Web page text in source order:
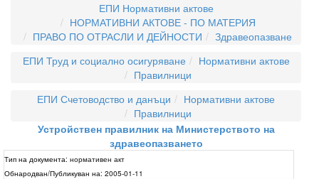
ЕПИ Нормативни актове
НОРМАТИВНИ АКТОВЕ - ПО МАТЕРИЯ
ПРАВО ПО ОТРАСЛИ И ДЕЙНОСТИ
Здравеопазване
ЕПИ Труд и социално осигуряване
Нормативни актове
Правилници
ЕПИ Счетоводство и данъци
Нормативни актове
Правилници
Устройствен правилник на Министерството на
здравеопазването
Тип на документа: нормативен акт
Обнародван/Публикуван на: 2005-01-11